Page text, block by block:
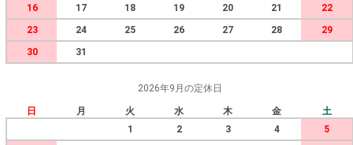
16
17 18 19 20 21
22
23
24 25 26 27 28
29
30
31
2026年9月の定休日
日 月 火 水 木 金
土
1
2 3 4
5